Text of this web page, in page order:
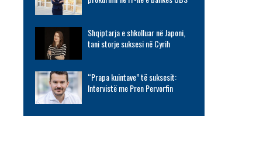
Shqiptarja e shkolluar në Japoni,
tani storje suksesi në Cyrih
“Prapa kuintave” të suksesit:
Intervistë me Pren Pervorfin